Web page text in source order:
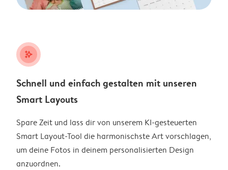
stars_plus
Schnell und einfach gestalten mit unseren
Smart Layouts
Spare Zeit und lass dir von unserem KI-gesteuerten
Smart Layout-Tool die harmonischste Art vorschlagen,
um deine Fotos in deinem personalisierten Design
anzuordnen.